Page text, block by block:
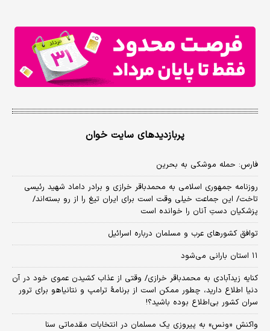
پربازدیدهای سایت خوان
فارس: حمله موشکی به بحرین
روزنامه جمهوری اسلامی به محمدباقر خرازی و برادر داماد شهید رئیسی
تاخت/ این جماعت خیلی وقت است برای ایران تیغ را از رو بسته‌اند/
پزشکیان دستِ آنان را خوانده است
توافق کشورهای عرب و مسلمان درباره اسرائیل
۱۱ استان بارانی می‌شود
کنایه زیدآبادی به محمدباقر خرازی/ وقتی از عذاب کشیدن عموی خود در آن
دنیا اطلاع دارید، چطور ممکن است از برنامهٔ ترامپ و نتانیاهو برای ترور
سران کشور بی‌اطلاع بوده باشید؟!
واکنش «ونس» به پیروزی یک مسلمان در انتخابات مقدماتی سنا